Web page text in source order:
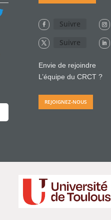
Suivre
Suivre
Envie de rejoindre
L’équipe du CRCT ?
REJOIGNEZ-NOUS